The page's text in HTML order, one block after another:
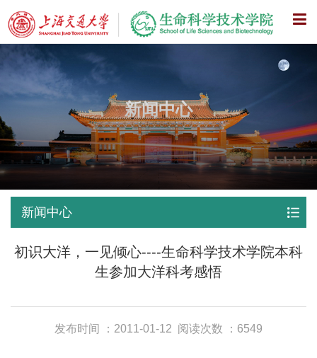
X
新闻中心
新闻中心
初识大洋，一见倾心----生命科学技术学院本科
生参加大洋科考感悟
发布时间 ：2011-01-12 阅读次数 ：6549